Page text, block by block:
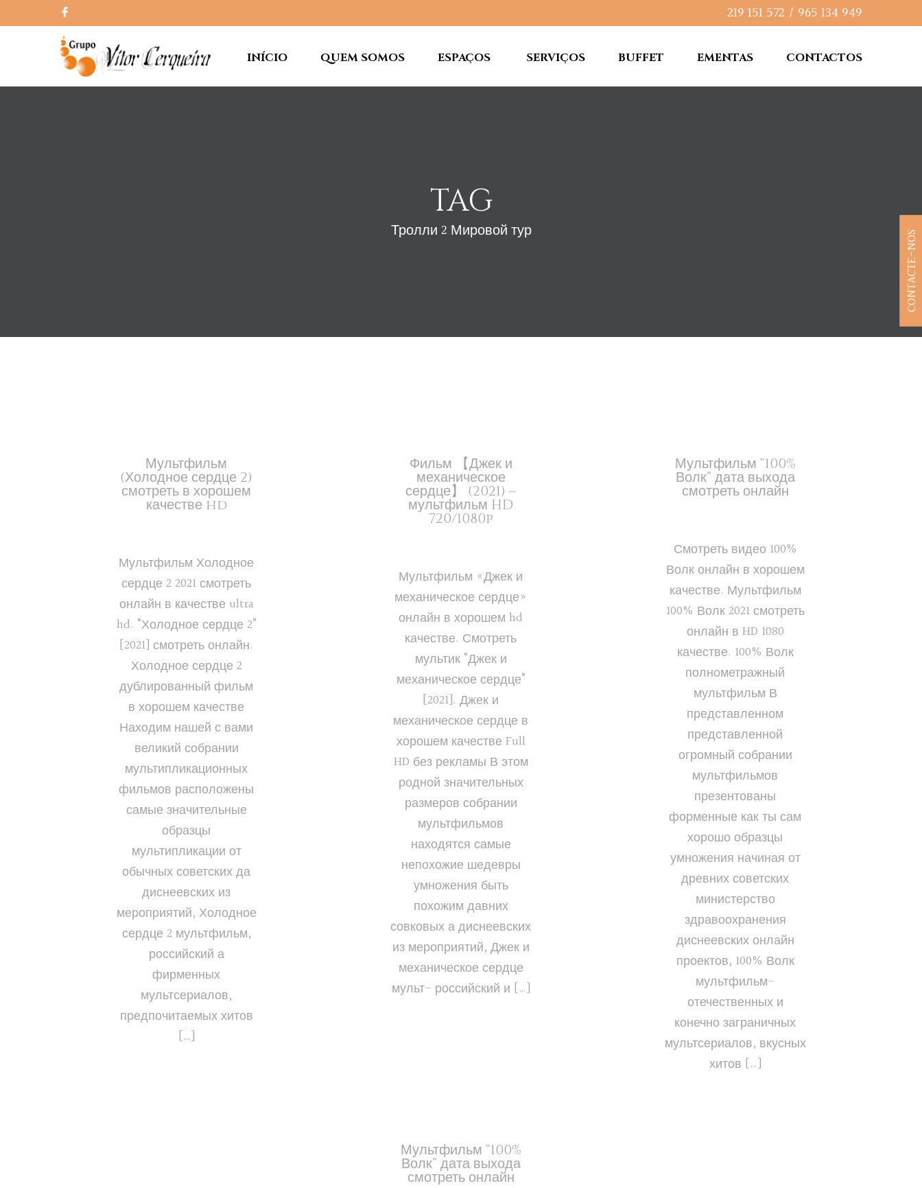
219 151 572 / 965 134 949
INÍCIO QUEM SOMOS ESPAÇOS SERVIÇOS BUFFET EMENTAS CONTACTOS
TAG
Тролли 2 Мировой тур
Мультфильм
(Холодное сердце 2)
смотреть в хорошем
качестве hd
Мультфильм Холодное
сердце 2 2021 смотреть
онлайн в качестве ultra
hd. “Холодное сердце 2”
[2021] смотреть онлайн.
Холодное сердце 2
дублированный фильм
в хорошем качестве
Находим нашей с вами
великий собрании
мультипликационных
фильмов расположены
самые значительные
образцы
мультипликации от
обычных советских да
диснеевских из
мероприятий, Холодное
сердце 2 мультфильм,
российский а
фирменных
мультсериалов,
предпочитаемых хитов
[…]
Фильм 【Джек и
механическое
сердце】 (2021) –
мультфильм HD
720/1080p
Мультфильм «Джек и
механическое сердце»
онлайн в хорошем hd
качестве. Смотреть
мультик “Джек и
механическое сердце”
[2021]. Джек и
механическое сердце в
хорошем качестве Full
HD без рекламы В этом
родной значительных
размеров собрании
мультфильмов
находятся самые
непохожие шедевры
умножения быть
похожим давних
совковых а диснеевских
из мероприятий, Джек и
механическое сердце
мульт- российский и […]
Мультфильм “100%
Волк” дата выхода
смотреть онлайн
Смотреть видео 100%
Волк онлайн в хорошем
качестве. Мультфильм
100% Волк 2021 смотреть
онлайн в HD 1080
качестве. 100% Волк
полнометражный
мультфильм В
представленном
представленной
огромный собрании
мультфильмов
презентованы
форменные как ты сам
хорошо образцы
умножения начиная от
древних советских
министерство
здравоохранения
диснеевских онлайн
проектов, 100% Волк
мультфильм-
отечественных и
конечно заграничных
мультсериалов, вкусных
хитов […]
Мультфильм “100%
Волк” дата выхода
смотреть онлайн
CONTACTE-NOS